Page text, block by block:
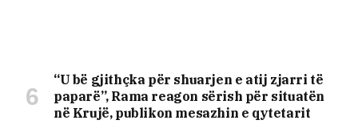
“U bë gjithçka për shuarjen e atij zjarri të
paparë”, Rama reagon sërish për situatën
në Krujë, publikon mesazhin e qytetarit